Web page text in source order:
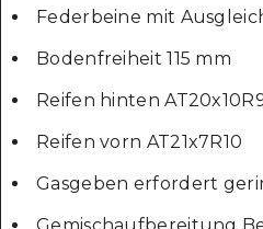
Federbeine mit
Bodenfreiheit 115 mm
Reifen hinten
Reifen vorn AT21x7R10
Gasgeben erfordert